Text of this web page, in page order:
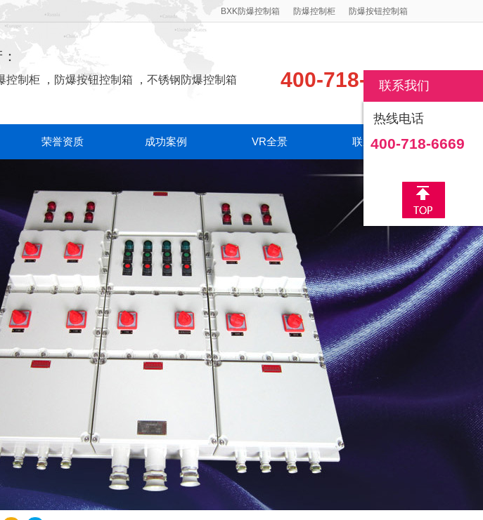
BXK防爆控制箱 防爆控制柜 防爆按钮控制箱
控制柜 ， 防爆按钮控制箱 ， 不锈钢防爆控制箱 400-718-6669
荣誉资质 成功案例 VR全景 联系我们
联系我们
热线电话
400-718-6669